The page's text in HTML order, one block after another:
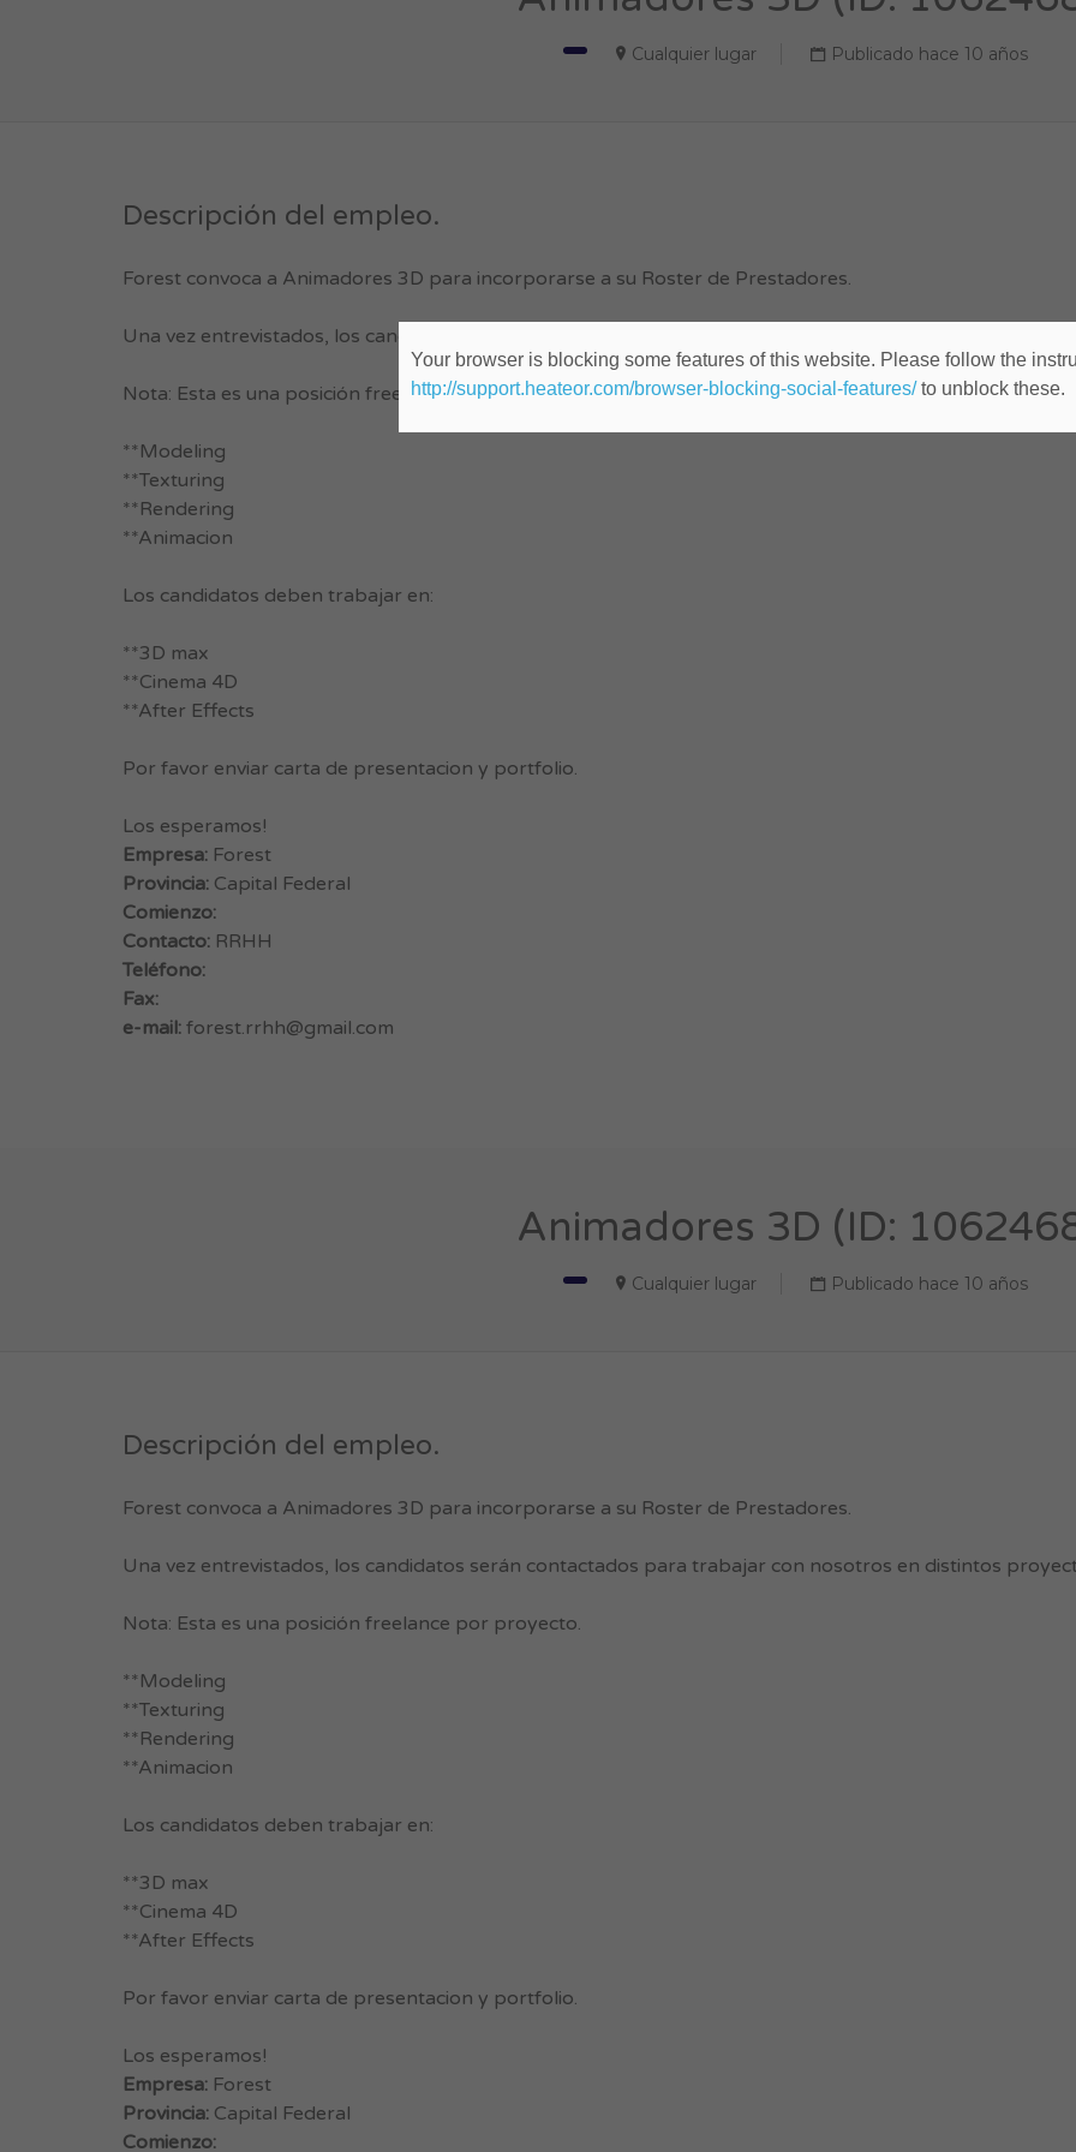
Cualquier lugar Publicado hace 10 años
Descripción del empleo.
Forest convoca a Animadores 3D para incorporarse a su Roster de Prestadores.
Una vez entrevistados, los candidatos serán contactados para trabajar con nosotros en distintos
Nota: Esta es una posición freelance por proyecto.
**Modeling
**Texturing
**Rendering
**Animacion
Los candidatos deben trabajar en:
**3D max
**Cinema 4D
**After Effects
Por favor enviar carta de presentacion y portfolio.
Los esperamos!
Empresa: Forest
Provincia: Capital Federal
Comienzo:
Contacto: RRHH
Teléfono:
Fax:
e-mail: forest.rrhh@gmail.com
Animadores 3D (ID:
Cualquier lugar Publicado hace 10 años
Descripción del empleo.
Forest convoca a Animadores 3D para incorporarse a su Roster de Prestadores.
Una vez entrevistados, los candidatos serán contactados para trabajar con nosotros en distintos
Nota: Esta es una posición freelance por proyecto.
**Modeling
**Texturing
**Rendering
**Animacion
Los candidatos deben trabajar en:
**3D max
**Cinema 4D
**After Effects
Por favor enviar carta de presentacion y portfolio.
Los esperamos!
Empresa: Forest
Provincia: Capital Federal
Comienzo:
Your browser is blocking some features of this website. Please follow the
http://support.heateor.com/browser-blocking-social-features/to unblock these.